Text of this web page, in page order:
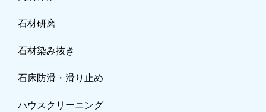
石材研磨
石材染み抜き
石床防滑・滑り止め
ハウスクリーニング